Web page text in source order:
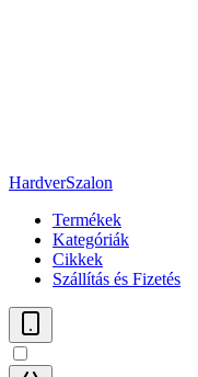
HardverSzalon
Termékek
Kategóriák
Cikkek
Szállítás és Fizetés